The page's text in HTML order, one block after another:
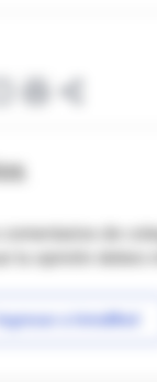
comentarios de
Ingresar a IntraMed